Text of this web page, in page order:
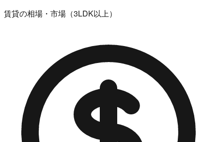
賃貸の相場・市場（3LDK以上）